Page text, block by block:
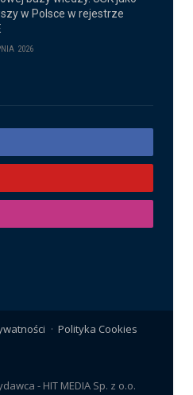
w Polsce w rejestrze
2026
Polityka Cookies
- HIT MEDIA Sp. z o.o.